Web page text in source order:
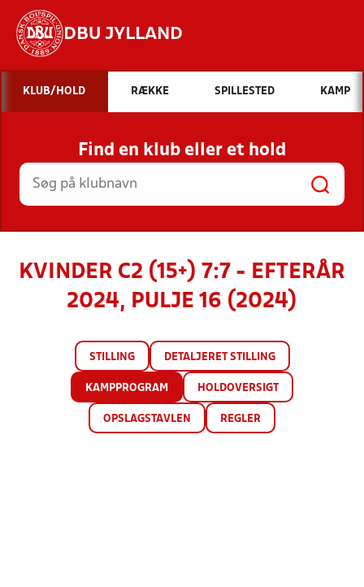
DBU JYLLAND
Hvad vil du søge efter?
INDHOLD OG NYHEDER
STILLINGER, RESULTATER, KLUBBER OG
HOLD
KLUB/HOLD RÆKKE SPILLESTED KAMP
Find en klub eller et hold
KVINDER C2 (15+) 7:7 - EFTERÅR
2024, PULJE 16 (2024)
STILLING DETALJERET STILLING
KAMPPROGRAM HOLDOVERSIGT
OPSLAGSTAVLEN REGLER